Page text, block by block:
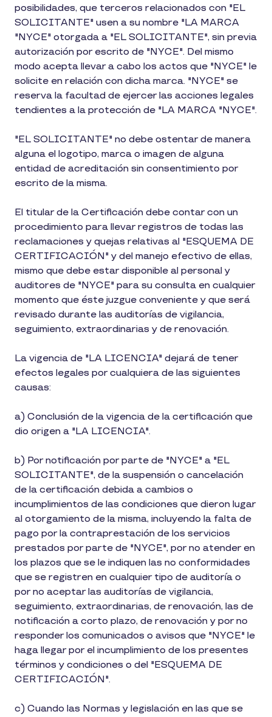
posibilidades, que terceros relacionados con "EL
SOLICITANTE" usen a su nombre "LA MARCA
"NYCE" otorgada a "EL SOLICITANTE", sin previa
autorización por escrito de "NYCE". Del mismo
modo acepta llevar a cabo los actos que "NYCE" le
solicite en relación con dicha marca. "NYCE" se
reserva la facultad de ejercer las acciones legales
tendientes a la protección de "LA MARCA "NYCE".
"EL SOLICITANTE" no debe ostentar de manera
alguna el logotipo, marca o imagen de alguna
entidad de acreditación sin consentimiento por
escrito de la misma.
El titular de la Certificación debe contar con un
procedimiento para llevar registros de todas las
reclamaciones y quejas relativas al "ESQUEMA DE
CERTIFICACIÓN" y del manejo efectivo de ellas,
mismo que debe estar disponible al personal y
auditores de "NYCE" para su consulta en cualquier
momento que éste juzgue conveniente y que será
revisado durante las auditorías de vigilancia,
seguimiento, extraordinarias y de renovación.
La vigencia de "LA LICENCIA" dejará de tener
efectos legales por cualquiera de las siguientes
causas:
a) Conclusión de la vigencia de la certificación que
dio origen a "LA LICENCIA".
b) Por notificación por parte de "NYCE" a "EL
SOLICITANTE", de la suspensión o cancelación
de la certificación debida a cambios o
incumplimientos de las condiciones que dieron lugar
al otorgamiento de la misma, incluyendo la falta de
pago por la contraprestación de los servicios
prestados por parte de "NYCE", por no atender en
los plazos que se le indiquen las no conformidades
que se registren en cualquier tipo de auditoría o
por no aceptar las auditorías de vigilancia,
seguimiento, extraordinarias, de renovación, las de
notificación a corto plazo, de renovación y por no
responder los comunicados o avisos que "NYCE" le
haga llegar por el incumplimiento de los presentes
términos y condiciones o del "ESQUEMA DE
CERTIFICACIÓN".
c) Cuando las Normas y legislación en las que se